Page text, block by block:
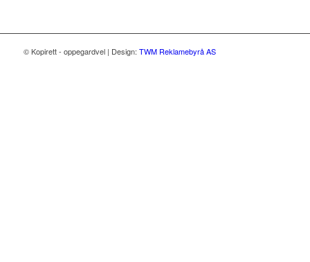
© Kopirett - oppegardvel | Design: TWM Reklamebyrå AS